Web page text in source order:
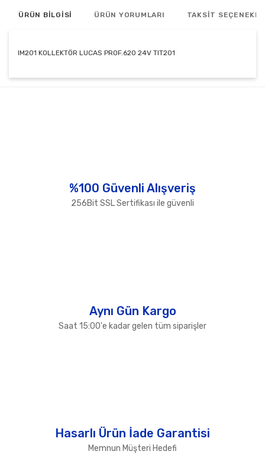
ÜRÜN BİLGİSİ ÜRÜN YORUMLARI TAKSİT
IM201 KOLLEKTÖR LUCAS PROF.620 24V TIT201
Ürün fiyatı diğer sitelerden daha pahalı.
%100 Güvenli Alışveriş
256Bit SSL Sertifikası ile güvenli
Aynı Gün Kargo
Saat 15:00'e kadar gelen tüm siparişler
Hasarlı Ürün İade Garantisi
Memnun Müşteri Hedefi